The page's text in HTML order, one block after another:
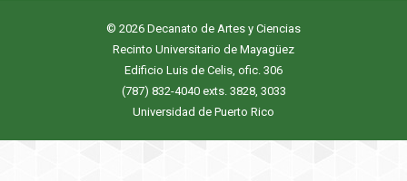
© 2026 Decanato de Artes y Ciencias
Recinto Universitario de Mayagüez
Edificio Luis de Celis, ofic. 306
(787) 832-4040 exts. 3828, 3033
Universidad de Puerto Rico